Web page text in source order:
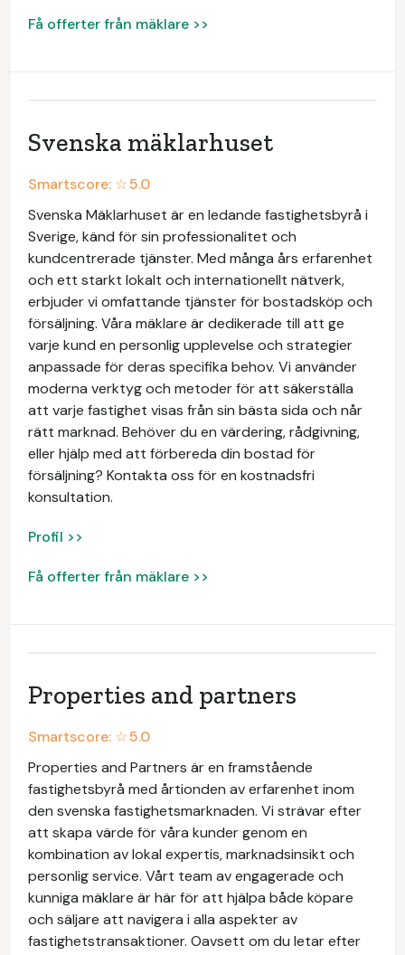
Få offerter från mäklare >>
Svenska mäklarhuset
Smartscore: ☆5.0
Svenska Mäklarhuset är en ledande fastighetsbyrå i
Sverige, känd för sin professionalitet och
kundcentrerade tjänster. Med många års erfarenhet
och ett starkt lokalt och internationellt nätverk,
erbjuder vi omfattande tjänster för bostadsköp och
försäljning. Våra mäklare är dedikerade till att ge
varje kund en personlig upplevelse och strategier
anpassade för deras specifika behov. Vi använder
moderna verktyg och metoder för att säkerställa
att varje fastighet visas från sin bästa sida och når
rätt marknad. Behöver du en värdering, rådgivning,
eller hjälp med att förbereda din bostad för
försäljning? Kontakta oss för en kostnadsfri
konsultation.
Profil >>
Få offerter från mäklare >>
Properties and partners
Smartscore: ☆5.0
Properties and Partners är en framstående
fastighetsbyrå med årtionden av erfarenhet inom
den svenska fastighetsmarknaden. Vi strävar efter
att skapa värde för våra kunder genom en
kombination av lokal expertis, marknadsinsikt och
personlig service. Vårt team av engagerade och
kunniga mäklare är här för att hjälpa både köpare
och säljare att navigera i alla aspekter av
fastighetstransaktioner. Oavsett om du letar efter